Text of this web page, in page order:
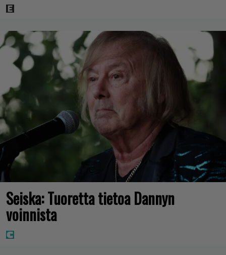
Seiska: Tuoretta tietoa Dannyn
voinnista